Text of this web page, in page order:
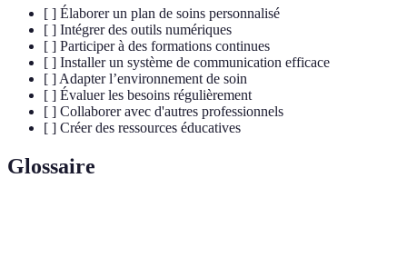
[ ] Élaborer un plan de soins personnalisé
[ ] Intégrer des outils numériques
[ ] Participer à des formations continues
[ ] Installer un système de communication efficace
[ ] Adapter l’environnement de soin
[ ] Évaluer les besoins régulièrement
[ ] Collaborer avec d'autres professionnels
[ ] Créer des ressources éducatives
Glossaire